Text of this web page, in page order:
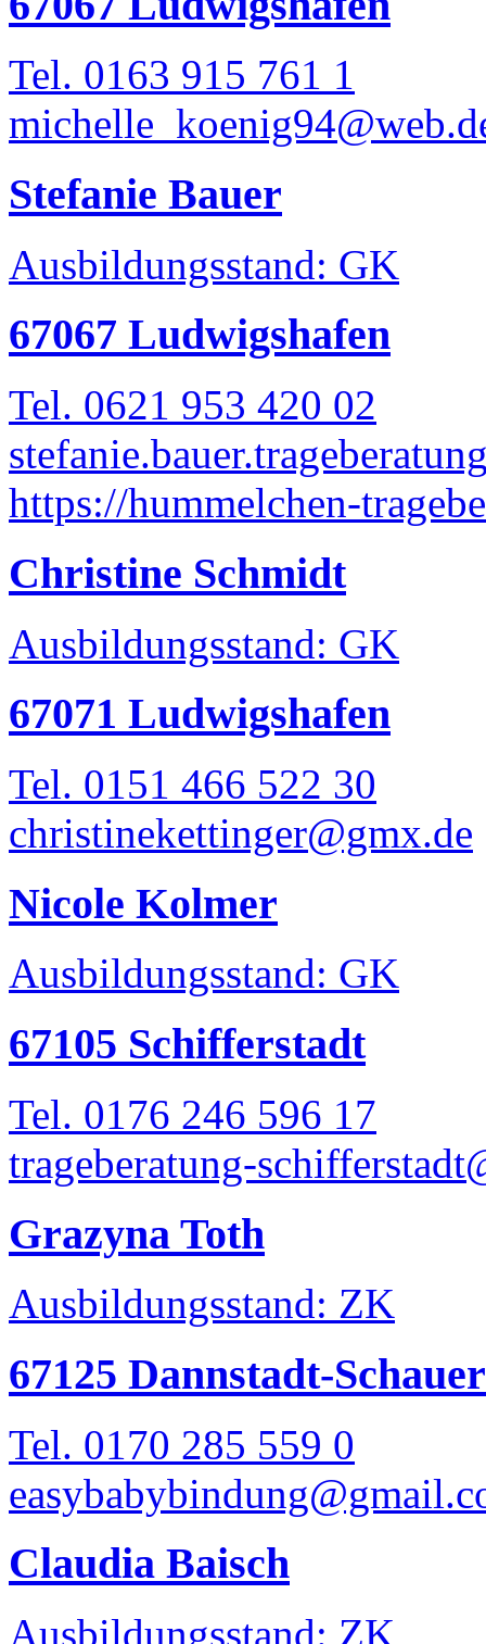
Tel. 0163 915 761 1
Stefanie Bauer
Ausbildungsstand: GK
67067 Ludwigshafen
Tel. 0621 953 420 02
https://hummelchen-
Christine Schmidt
Ausbildungsstand: GK
67071 Ludwigshafen
Tel. 0151 466 522 30
christinekettinger@gmx.de
Nicole Kolmer
Ausbildungsstand: GK
67105 Schifferstadt
Tel. 0176 246 596 17
trageberatung-
Grazyna Toth
Ausbildungsstand: ZK
67125 Dannstadt-
Tel. 0170 285 559 0
Claudia Baisch
Ausbildungsstand: ZK